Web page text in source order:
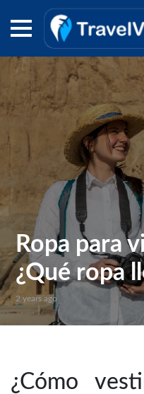
Ropa para
¿Qué ropa
2 years ago
¿Cómo